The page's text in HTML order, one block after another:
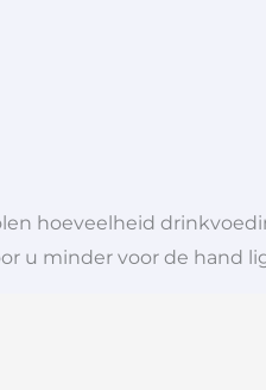
hoeveelheid
u minder voor de hand